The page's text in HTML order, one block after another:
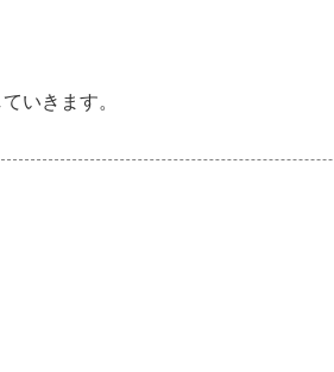
いきます。